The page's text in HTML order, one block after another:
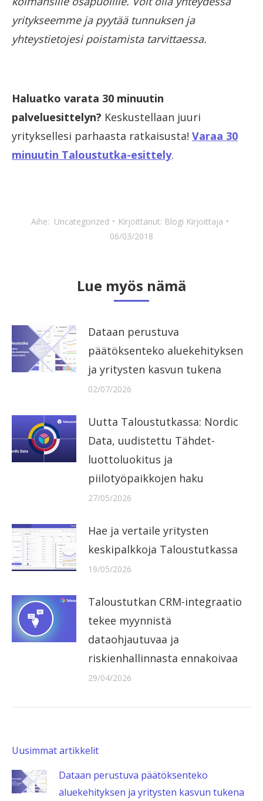
yritykseemme ja pyytää tunnuksen ja
yhteystietojesi poistamista tarvittaessa.
Haluatko varata 30 minuutin
palveluesittelyn? Keskustellaan juuri
yrityksellesi parhaasta ratkaisusta! Varaa 30
minuutin Taloustutka-esittely.
Aihe: Uncategorized Kirjoittanut: Blogi Kirjoittaja
06/03/2018
Lue myös nämä
Dataan perustuva
päätöksenteko aluekehityksen
ja yritysten kasvun tukena
02/07/2026
Uutta Taloustutkassa: Nordic
Data, uudistettu Tähdet-
luottoluokitus ja
piilotyöpaikkojen haku
27/05/2026
Hae ja vertaile yritysten
keskipalkkoja Taloustutkassa
19/05/2026
Taloustutkan CRM-integraatio
tekee myynnistä
dataohjautuvaa ja
riskienhallinnasta ennakoivaa
29/04/2026
Uusimmat artikkelit
Dataan perustuva päätöksenteko
aluekehityksen ja yritysten kasvun tukena